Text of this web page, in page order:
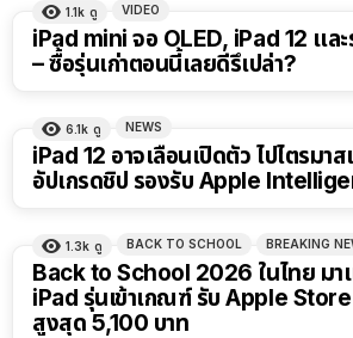
1.1k ดู VIDEO
iPad mini จอ OLED, iPad 12 แล
– ซื้อรุ่นเก่าตอนนี้เลยดีรึเปล่า?
6.1k ดู NEWS
iPad 12 อาจเลื่อนเปิดตัว ไปไตรมา
อัปเกรดชิป รองรับ Apple
1.3k ดู BACK TO SCHOOL BREAKING
Back to School 2026 ในไทย มา
iPad รุ่นเข้าเกณฑ์ รับ Apple
สูงสุด 5,100 บาท